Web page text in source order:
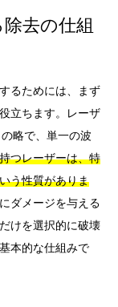
去の仕組
るためには、まず
立ちます。レーザ
略で、単一の波
つレーザーは、特
う性質がありま
ダメージを与える
けを選択的に破壊
本的な仕組みで